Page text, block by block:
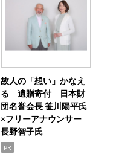
故人の「想い」かなえ
る 遺贈寄付 日本財
団名誉会長 笹川陽平氏
×フリーアナウンサー
長野智子氏
PR